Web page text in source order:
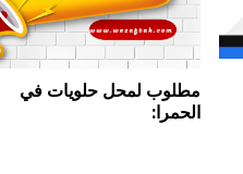
مطلوب لمحل حلويات في
الحمرا: